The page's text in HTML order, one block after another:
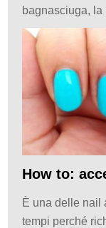
bagnasciuga,
How to:
È una delle nail
tempi perché